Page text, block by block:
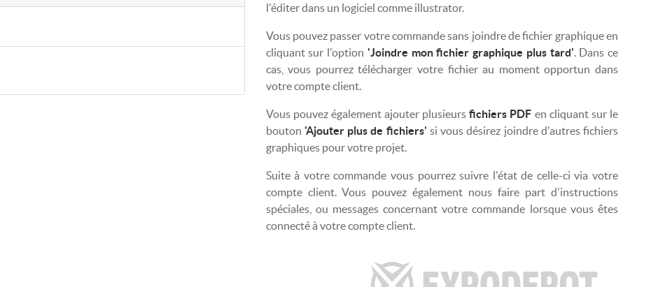
l'éditer dans un logiciel comme illustrator.
Vous pouvez passer votre commande sans joindre de fichier graphique en
cliquant sur l'option 'Joindre mon fichier graphique plus tard'. Dans ce
cas, vous pourrez télécharger votre fichier au moment opportun dans
votre compte client.
Vous pouvez également ajouter plusieursfichiers PDF en cliquant sur le
bouton 'Ajouter plus de fichiers' si vous désirez joindre d'autres fichiers
graphiques pour votre projet.
Suite à votre commande vous pourrez suivre l'état de celle-ci via votre
compte client. Vous pouvez également nous faire part d'instructions
spéciales, ou messages concernant votre commande lorsque vous êtes
connecté à votre compte client.